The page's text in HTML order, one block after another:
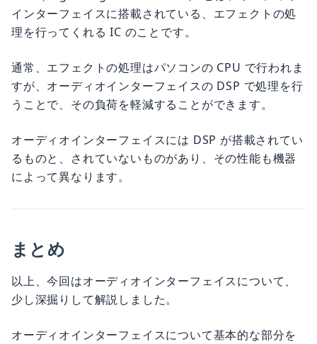
インターフェイスに搭載されている、エフェクトの処
理を行ってくれる IC のことです。
通常、エフェクトの処理はパソコンの CPU で行われま
すが、オーディオインターフェイスの DSP で処理を行
うことで、その負荷を軽減することができます。
オーディオインターフェイスには DSP が搭載されてい
るものと、されていないものがあり、その性能も機器
によって異なります。
まとめ
以上、今回はオーディオインターフェイスについて、
少し深掘りして解説しました。
オーディオインターフェイスについて基本的な部分を